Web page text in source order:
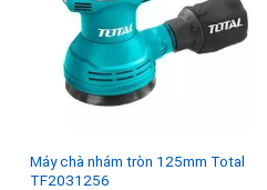
Máy chà nhám tròn 125mm Total
TF2031256